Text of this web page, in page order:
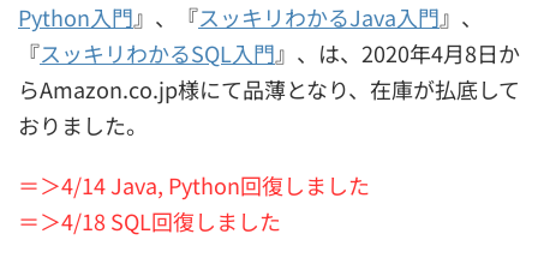
Python入門』、『スッキリわかるJava入門』、
『スッキリわかるSQL入門』、は、2020年4月8日か
らAmazon.co.jp様にて品薄となり、在庫が払底して
おりました。
＝＞4/14 Java, Python回復しました
＝＞4/18 SQL回復しました